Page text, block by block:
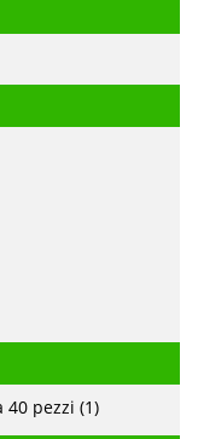
40 pezzi (1)